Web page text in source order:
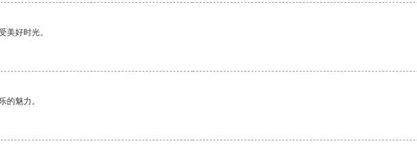
美好时光。
的魅力。